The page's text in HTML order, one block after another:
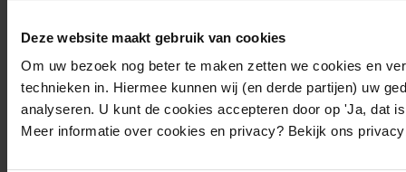
Deze website maakt gebruik van cookies
Om uw bezoek nog beter te maken zetten we cookies en
technieken in. Hiermee kunnen wij (en derde partijen) uw
analyseren. U kunt de cookies accepteren door op 'Ja, dat
Meer informatie over cookies en privacy? Bekijk ons
Inventaris
Inv.nr. 801-900